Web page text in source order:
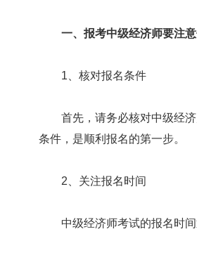
一、报考中级经济师要注
1、核对报名条件
首先，请务必核对中级经济
条件，是顺利报名的第一步。
2、关注报名时间
中级经济师考试的报名时间